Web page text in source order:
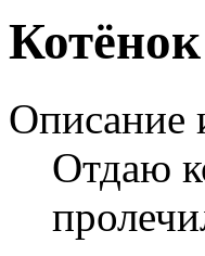
Описание
Отдаю